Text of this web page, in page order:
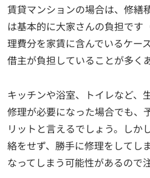
賃貸マンションの場合は、修繕
は基本的に大家さんの負担です
理費分を家賃に含んでいるケー
借主が負担していることが多く
キッチンや浴室、トイレなど、
修理が必要になった場合でも、
リットと言えるでしょう。しか
絡をせず、勝手に修理をしてし
なってしまう可能性があるので